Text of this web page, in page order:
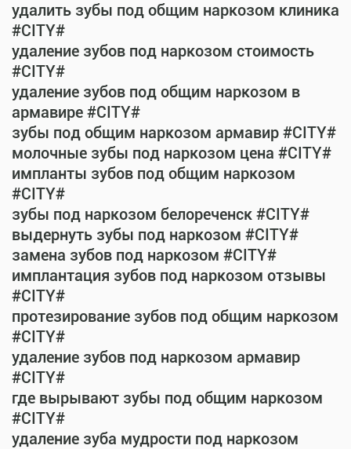
удалить зубы под общим наркозом клиника
#CITY#
удаление зубов под наркозом стоимость
#CITY#
удаление зубов под общим наркозом в
армавире #CITY#
зубы под общим наркозом армавир #CITY#
молочные зубы под наркозом цена #CITY#
импланты зубов под общим наркозом
#CITY#
зубы под наркозом белореченск #CITY#
выдернуть зубы под наркозом #CITY#
замена зубов под наркозом #CITY#
имплантация зубов под наркозом отзывы
#CITY#
протезирование зубов под общим наркозом
#CITY#
удаление зубов под наркозом армавир
#CITY#
где вырывают зубы под общим наркозом
#CITY#
удаление зуба мудрости под наркозом